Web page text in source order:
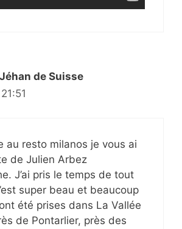
de Suisse
au resto milanos je vous ai
de Julien Arbez
J’ai pris le temps de tout
super beau et beaucoup
été prises dans La Vallée
de Pontarlier, près des